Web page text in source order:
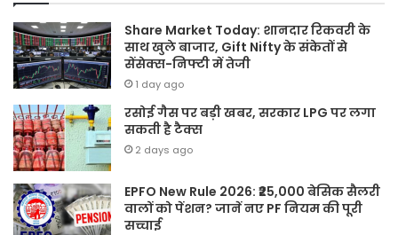
Share Market Today: शानदार रिकवरी के
साथ खुले बाजार, Gift Nifty के संकेतों से
सेंसेक्स-निफ्टी में तेजी
1 day ago
रसोई गैस पर बड़ी खबर, सरकार LPG पर लगा
सकती है टैक्स
2 days ago
EPFO New Rule 2026: ₹25,000 बेसिक सैलरी
वालों को पेंशन? जानें नए PF नियम की पूरी
सच्चाई